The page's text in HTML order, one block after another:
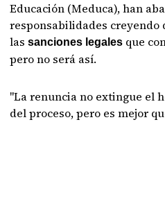
Educación (Meduca), han
responsabilidades creyendo
lassanciones legales que
pero no será así.
"La renuncia no extingue el
del proceso, pero es mejor